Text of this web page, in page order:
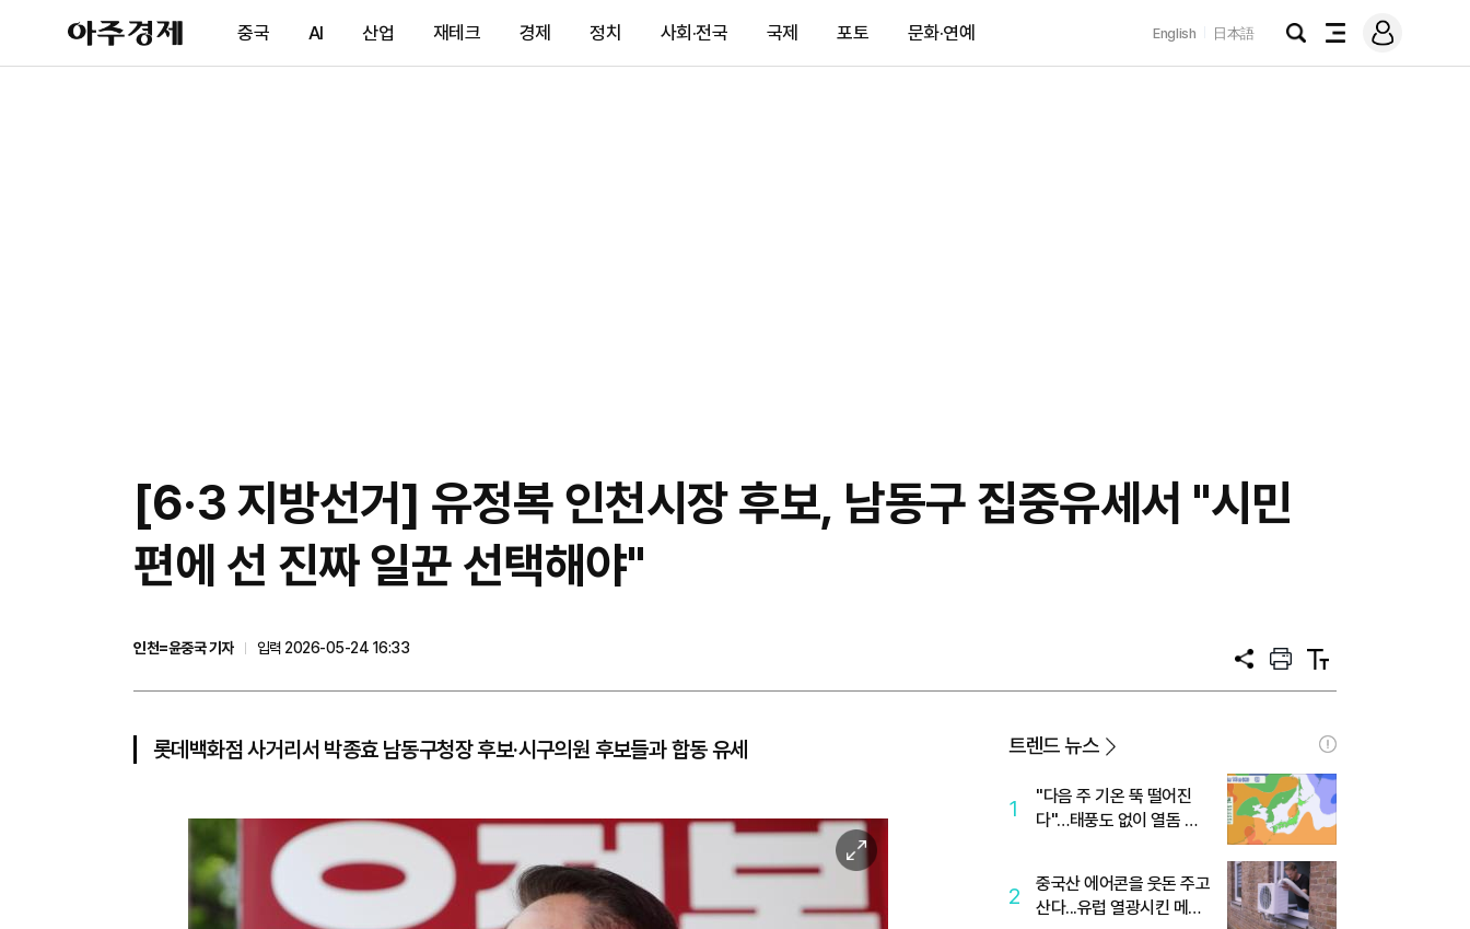
아
주
제
중국 AI 산업 재테크 경제 정치 사회·전국 국제 포토 문화·연예 English 日本語
검
전
메
그
[6·3 지방선거] 유정복 인천시장 후보, 남동구 집중유세서 "시민
편에 선 진짜 일꾼 선택해야"
인천=윤중국 기자
입력 2026-05-24 16:33
공
프
트
텍
트
롯데백화점 사거리서 박종효 남동구청장 후보·시구의원 후보들과 합동 유세
이
미
지
트렌드 뉴스
1
"다음 주 기온 뚝 떨어진
다"…태풍도 없이 열돔 박
2
중국산 에어콘을 웃돈 주고
산다...유럽 열광시킨 메이